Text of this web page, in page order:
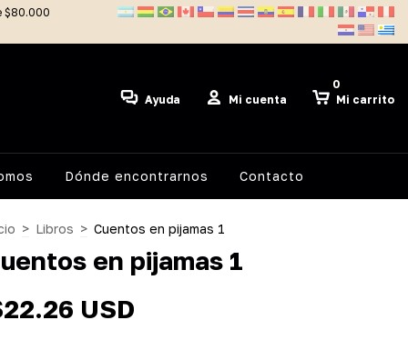
$80.000
Ayuda Mi cuenta Mi carrito
0
Dónde encontrarnos Contacto
> Libros > Cuentos en pijamas 1
en pijamas 1
USD